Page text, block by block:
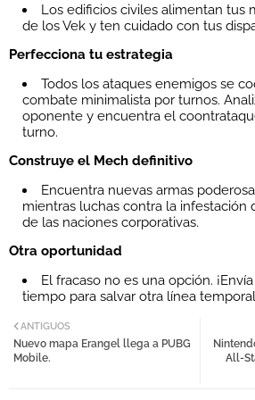
Los edificios civiles alimentan tus
de los Vek y ten cuidado con tus
Perfecciona tu estrategia
Todos los ataques enemigos se
combate minimalista por turnos.
oponente y encuentra el
turno.
Construye el Mech definitivo
Encuentra nuevas armas
mientras luchas contra la infestación
de las naciones corporativas.
Otra oportunidad
El fracaso no es una opción.
tiempo para salvar otra línea
All-
ANTIGUOS
Nuevo mapa Erangel llega a PUBG
Mobile.